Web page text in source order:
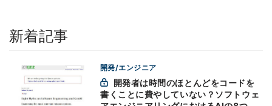
新着記事
開発/エンジニア
書くことに費やしていない？ソフトウェ